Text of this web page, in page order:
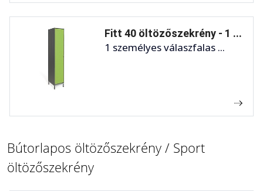
Fitt 40 öltözőszekrény - 1 ...
1 személyes válaszfalas ...
Bútorlapos öltözőszekrény / Sport
öltözőszekrény